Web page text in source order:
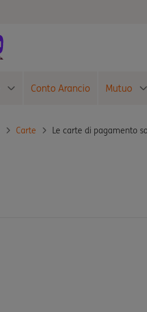
Conto Arancio Mutuo
Carte Le carte di pagamento